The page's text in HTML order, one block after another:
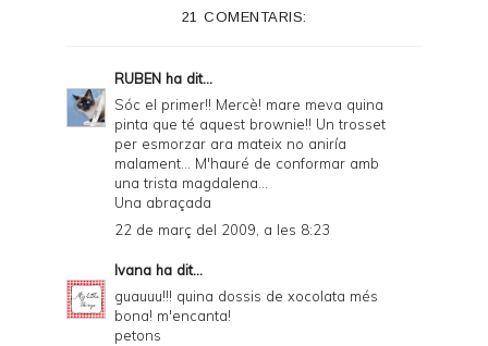
21 COMENTARIS:
RUBEN ha dit...
Sóc el primer!! Mercè! mare meva quina
pinta que té aquest brownie!! Un trosset
per esmorzar ara mateix no aniría
malament... M'hauré de conformar amb
una trista magdalena...
Una abraçada
22 de març del 2009, a les 8:23
Ivana ha dit...
guauuu!!! quina dossis de xocolata més
bona! m'encanta!
petons